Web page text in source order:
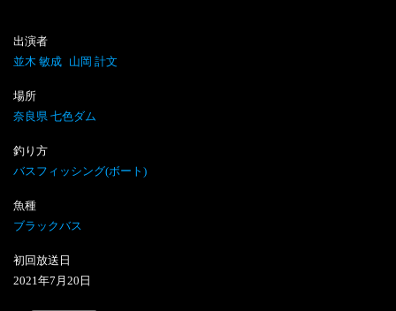
出演者
並木 敏成 山岡 計文
場所
奈良県 七色ダム
釣り方
バスフィッシング(ボート)
魚種
ブラックバス
初回放送日
2021年7 月 20 日